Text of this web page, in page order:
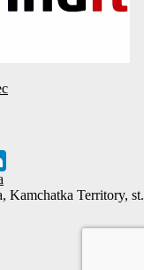
Kamchatka Territory, st.